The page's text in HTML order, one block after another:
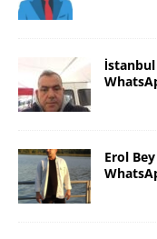
İstanbul
Erol